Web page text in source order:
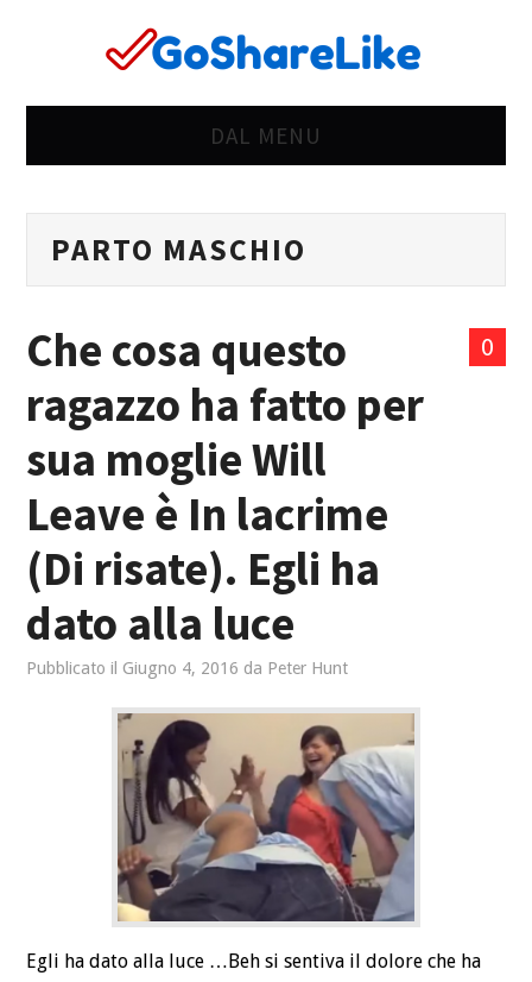
DAL MENU
OK
VITA
VIAGGIARE
RELAZIONI
SALUTE
SPORTIVO
PARTO MASCHIO
0
Che cosa questo
ragazzo ha fatto per
sua moglie Will
Leave è In lacrime
(Di risate). Egli ha
dato alla luce
Pubblicato il Giugno 4, 2016 da Peter Hunt
Egli ha dato alla luce …Beh si sentiva il dolore che ha